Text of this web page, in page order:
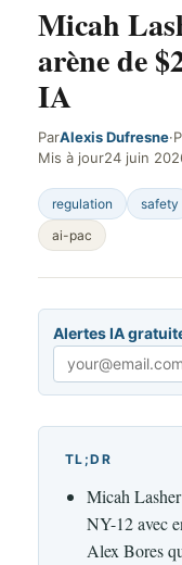
Micah
arène de
IA
ParAlexis Dufresne·
Mis à jour24 juin
regulation safety
ai-pac
Alertes IA
Email
TL;DR
Micah
NY-12 avec
Alex Bores